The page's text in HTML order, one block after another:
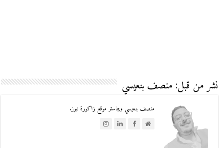
نشر من قبل: منصف بنعيسي
منصف بنعيسي ويبماستر موقع زاكورة نيوز.